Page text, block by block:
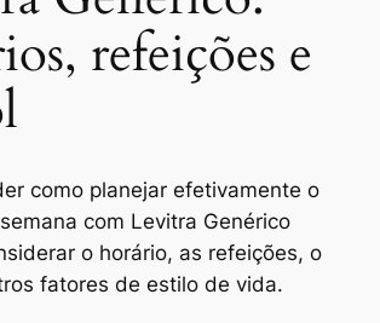
refeições e
como planejar efetivamente o
com Levitra Genérico
o horário, as refeições, o
fatores de estilo de vida.